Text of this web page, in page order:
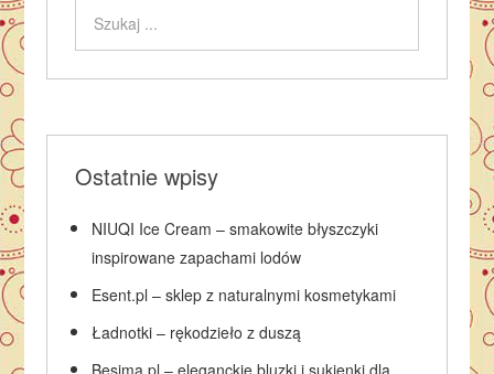
Ostatnie wpisy
NIUQI Ice Cream – smakowite błyszczyki
inspirowane zapachami lodów
Esent.pl – sklep z naturalnymi kosmetykami
Ładnotki – rękodzieło z duszą